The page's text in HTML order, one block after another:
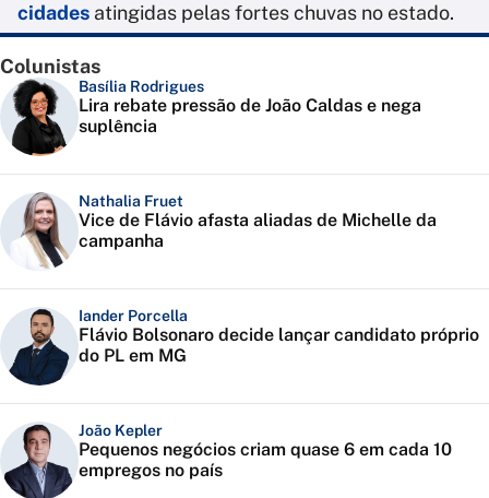
cidades atingidas pelas fortes chuvas no estado.
Colunistas
Basília Rodrigues
Lira rebate pressão de João Caldas e nega
suplência
Nathalia Fruet
Vice de Flávio afasta aliadas de Michelle da
campanha
Iander Porcella
Flávio Bolsonaro decide lançar candidato próprio
do PL em MG
João Kepler
Pequenos negócios criam quase 6 em cada 10
empregos no país